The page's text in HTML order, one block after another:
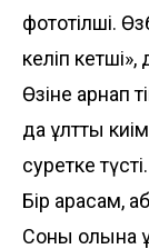
фототілші.
келіп
Өзіне арнап
да ұлттық
суретке
Бір қарасам,
Соны қолына